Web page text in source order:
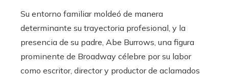
Su entorno familiar moldeó de manera
determinante su trayectoria profesional, y la
presencia de su padre, Abe Burrows, una figura
prominente de Broadway célebre por su labor
como escritor, director y productor de aclamados